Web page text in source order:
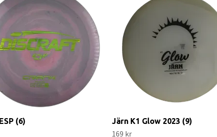
(6) Järn K1 Glow 2023 (9)
169 kr